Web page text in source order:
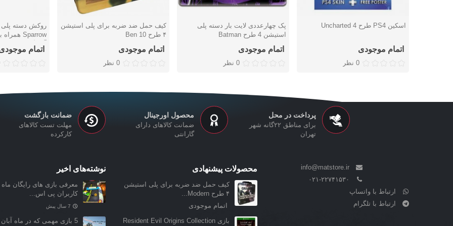
دوست داشتن اسکین PS4 طرح Uncharted 4
اتمام موجودی
0 نظر
دوست داشتن
پک چهارعددی لایت بار دسته پلی
استیشن 4 طرح Batman
اتمام موجودی
0 نظر
دوست داشتن
کیف حمل ضد ضربه برای پلی استیشن
۴ طرح Ben 10
اتمام موجودی
0 نظر
دوست
آنالوگ
اتمام
پرداخت در محل
برای مناطق ۲۲گانه شهر
تهران
محصول اورجینال
ضمانت کالاهای دارای
گارانتی
ضمانت بازگشت
مهلت تست کالاهای
کارکرده
info@matstore.ir
۰۲۱-۲۲۷۴۱۵۳۰
ارتباط با واتساپ
ارتباط با تلگرام
محصولات پیشنهادی
کیف حمل ضد ضربه برای پلی استیشن
۴ طرح Modern...
اتمام موجودی
بازی Resident Evil Origins Collection
نوشته‌های اخیر
معرفی بازی‌ های رایگان ماه
کاربران پی اس...
7 سال پیش
5 بازی مهمی که در ماه آبان